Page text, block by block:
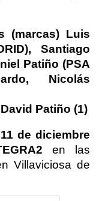
(marcas) Luis
Santiago
Patiño (PSA
Nicolás
Patiño (1)
de diciembre
en las
Villaviciosa de